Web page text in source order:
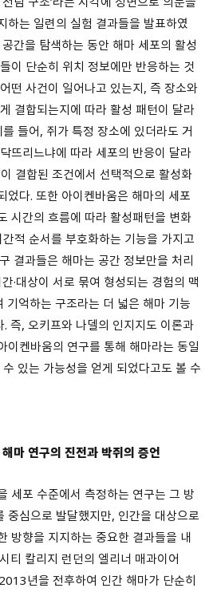
하는 일련의 실험 결과들을 발표하였
간을 탐색하는 동안 해마 세포의 활성
이 단순히 위치 정보에만 반응하는 것
떤 사건이 일어나고 있는지, 즉 장소와
결합되는지에 따라 활성 패턴이 달라
를 들어, 쥐가 특정 장소에 있더라도 거
뜨리느냐에 따라 세포의 반응이 달라
이 결합된 조건에서 선택적으로 활성화
었다. 또한 아이켄바움은 해마의 세포
시간의 흐름에 따라 활성패턴을 변화
적 순서를 부호화하는 기능을 가지고
결과들은 해마는 공간 정보만을 처리
·대상이 서로 묶여 형성되는 경험의 맥
기억하는 구조라는 더 넓은 해마 기능
즉, 오키프와 나델의 인지지도 이론과
이켄바움의 연구를 통해 해마라는 동일
있는 가능성을 얻게 되었다고도 볼 수
마 연구의 진전과 박쥐의 증언
세포 수준에서 측정하는 연구는 그 방
중심으로 발달했지만, 인간을 대상으로
방향을 지지하는 중요한 결과들을 내
티 칼리지 런던의 엘리너 매과이어
년을 전후하여 인간 해마가 단순히